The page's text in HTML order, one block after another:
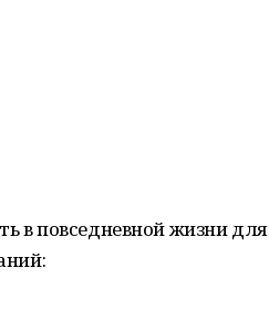
в повседневной жизни для